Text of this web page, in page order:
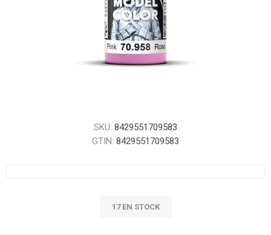
SKU: 8429551709583
GTIN: 8429551709583
17 EN STOCK